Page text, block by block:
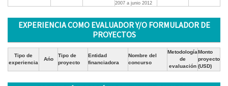
2007 a junio 2012
EXPERIENCIA COMO EVALUADOR Y/O FORMULADOR DE
PROYECTOS
Tipo de
experiencia
Ańo
Tipo de
proyecto
Entidad
financiadora
Nombre del
concurso
Metodología
de
evaluación
Monto
proyecto
(USD)